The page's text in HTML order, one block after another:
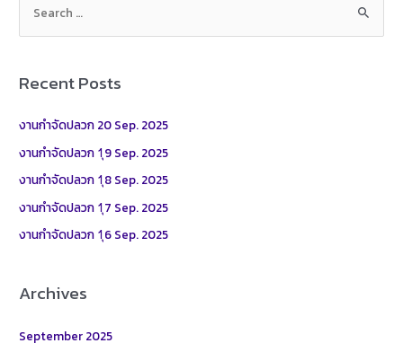
h
:
Recent Posts
งานกำจัดปลวก 20 Sep. 2025
งานกำจัดปลวก 1ุ9 Sep. 2025
งานกำจัดปลวก 1ุ8 Sep. 2025
งานกำจัดปลวก 1ุ7 Sep. 2025
งานกำจัดปลวก 1ุ6 Sep. 2025
Archives
September 2025